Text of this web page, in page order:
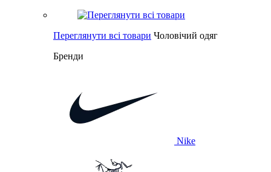
Переглянути всі товари Чоловічий одяг
Бренди
Nike